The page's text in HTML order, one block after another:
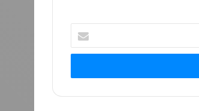
votre
adresse